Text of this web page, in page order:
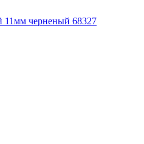
черненый 68327